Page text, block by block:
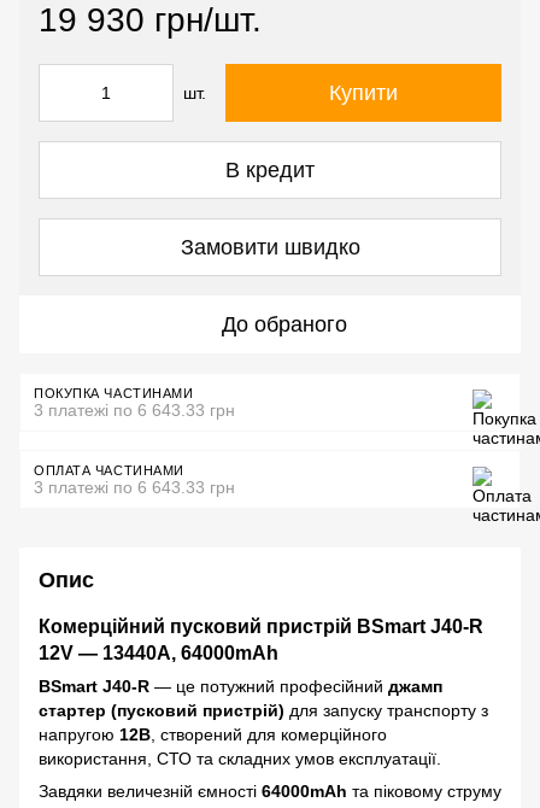
19 930 грн/шт.
шт. Купити
В кредит
Замовити швидко
До обраного
ПОКУПКА ЧАСТИНАМИ
3 платежі по 6 643.33 грн
ОПЛАТА ЧАСТИНАМИ
3 платежі по 6 643.33 грн
Опис
Комерційний пусковий пристрій BSmart J40-R
12V — 13440A, 64000mAh
BSmart J40-R — це потужний професійний джамп
стартер (пусковий пристрій) для запуску транспорту з
напругою 12В, створений для комерційного
використання, СТО та складних умов експлуатації.
Завдяки величезній ємності 64000mAh та піковому струму